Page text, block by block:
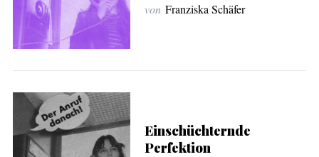
von Franziska Schäfer
Einschüchternde
Perfektion